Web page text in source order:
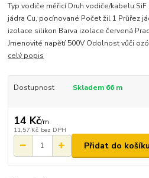
Typ vodiče měřicí Druh vodiče/kabelu
jádra Cu, pocínované Počet žil 1 Průřez
izolace silikon Barva izolace červená
Jmenovité napětí 500V Odolnost vůči
celý popis
Dostupnost Skladem 66 m
14 Kč/m
11,57 Kč bez DPH
Přidat do košíku